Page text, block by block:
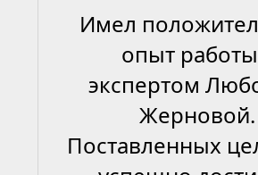
Имел
опыт
экспертом
Жерновой.
Поставленных